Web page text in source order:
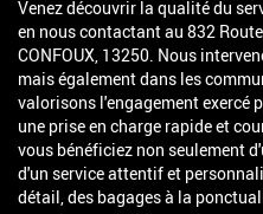
Venez découvrir la qualité du
en nous contactant au 832
CONFOUX, 13250. Nous
mais également dans les
valorisons l'engagement exercé
une prise en charge rapide et
vous bénéficiez non seulement
d'un service attentif et
détail, des bagages à la